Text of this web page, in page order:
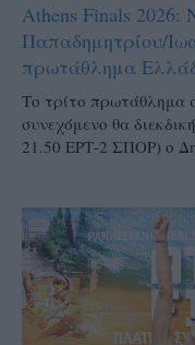
Athens Finals
Παπαδημητρίου/
πρωτάθλημα
Το τρίτο πρωτάθλημα
συνεχόμενο θα
21.50 ΕΡΤ-2 ΣΠΟΡ) ο